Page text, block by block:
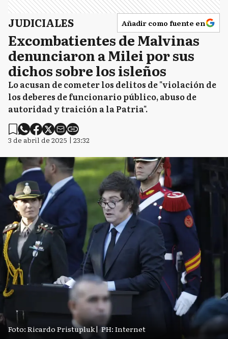
JUDICIALES Añadir como fuente en
Excombatientes de Malvinas
denunciaron a Milei por sus
dichos sobre los isleños
Lo acusan de cometer los delitos de "violación de
los deberes de funcionario público, abuso de
autoridad y traición a la Patria".
3 de abril de 2025 | 23:32
Foto: Ricardo Pristupluk| PH: Internet